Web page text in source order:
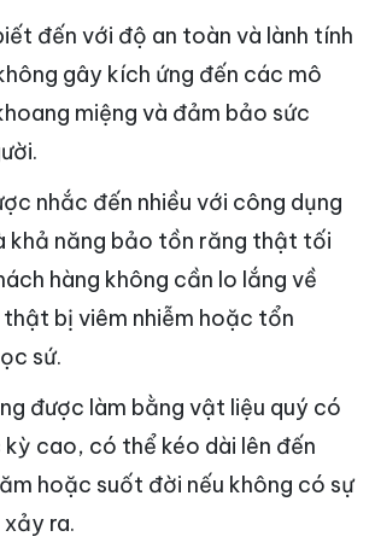
đến với độ an toàn và lành tính
gây kích ứng đến các mô
miệng và đảm bảo sức
nhắc đến nhiều với công dụng
khả năng bảo tồn răng thật tối
hàng không cần lo lắng về
bị viêm nhiễm hoặc tổn
sứ.
được làm bằng vật liệu quý có
cao, có thể kéo dài lên đến
hoặc suốt đời nếu không có sự
ra.